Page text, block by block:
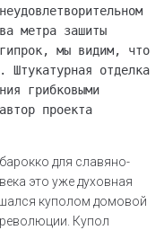
метра зашиты
мы видим, что
Штукатурная отделка
грибковыми
проекта
для славяно-
это уже духовная
куполом домовой
Купол